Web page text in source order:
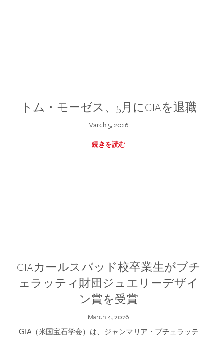
トム・モーゼス、5月にGIAを退職
March 5, 2026
続きを読む
GIAカールスバッド校卒業生がブチ
ェラッティ財団ジュエリーデザイ
ン賞を受賞
March 4, 2026
GIA（米国宝石学会）は、ジャンマリア・ブチェラッテ